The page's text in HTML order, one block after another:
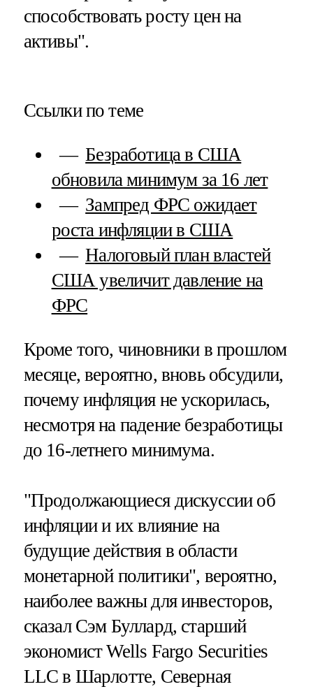
способствовать росту цен на
активы".
Ссылки по теме
Безработица в США
обновила минимум за 16 лет
Зампред ФРС ожидает
роста инфляции в США
Налоговый план властей
США увеличит давление на
ФРС
Кроме того, чиновники в прошлом
месяце, вероятно, вновь обсудили,
почему инфляция не ускорилась,
несмотря на падение безработицы
до 16-летнего минимума.
"Продолжающиеся дискуссии об
инфляции и их влияние на
будущие действия в области
монетарной политики", вероятно,
наиболее важны для инвесторов,
сказал Сэм Буллард, старший
экономист Wells Fargo Securities
LLC в Шарлотте, Северная